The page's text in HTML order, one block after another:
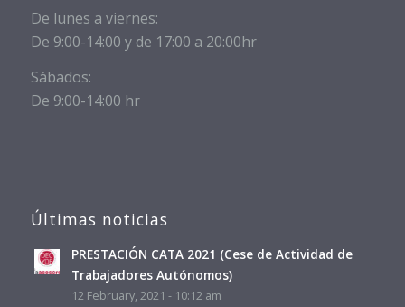
De lunes a viernes:
De 9:00-14:00 y de 17:00 a 20:00hr
Sábados:
De 9:00-14:00 hr
Últimas noticias
PRESTACIÓN CATA 2021 (Cese de Actividad de
Trabajadores Autónomos)
12 February, 2021 - 10:12 am